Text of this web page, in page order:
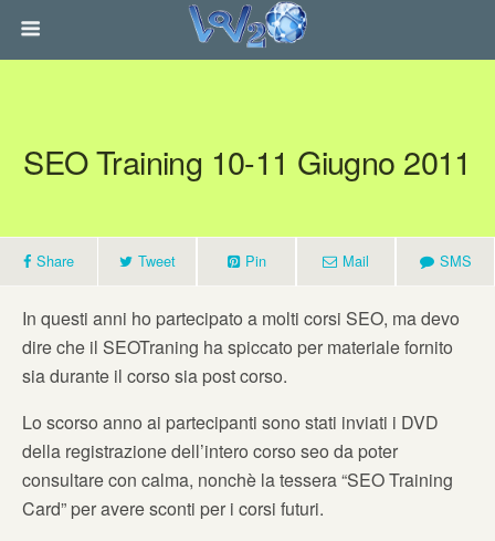
SEO Training 10-11 Giugno 2011
Share Tweet Pin Mail SMS
In questi anni ho partecipato a molti corsi SEO, ma devo
dire che il SEOTraning ha spiccato per materiale fornito
sia durante il corso sia post corso.
Lo scorso anno ai partecipanti sono stati inviati i DVD
della registrazione dell’intero corso seo da poter
consultare con calma, nonchè la tessera “SEO Training
Card” per avere sconti per i corsi futuri.